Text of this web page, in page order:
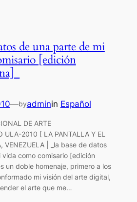
de una parte de mi
[edición
—byadminin Español
DE ARTE
ULA-2010 [ LA PANTALLA Y EL
VENEZUELA | _la base de datos
como comisario [edición
un doble homenaje, primero a los
mi visión del arte digital,
el arte que me…